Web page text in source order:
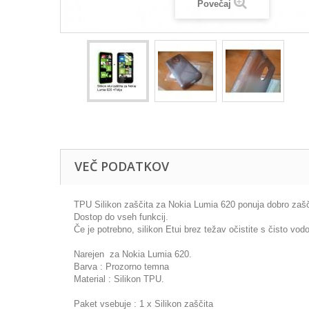
Povečaj
VEČ PODATKOV
TPU Silikon zaščita za Nokia Lumia 620 ponuja dobro
Dostop do vseh funkcij.
Če je potrebno, silikon Etui brez težav očistite s čisto
Narejen za Nokia Lumia 620.
Barva : Prozorno temna
Material : Silikon TPU.
Paket vsebuje : 1 x Silikon zaščita